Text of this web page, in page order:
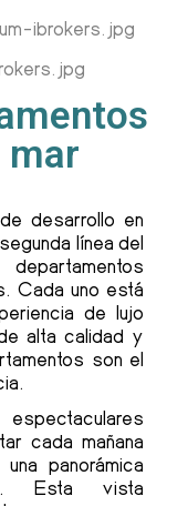
mar
desarrollo en
línea del
Cada uno está
de lujo
alta calidad y
son el
cada mañana
panorámica
Esta vista